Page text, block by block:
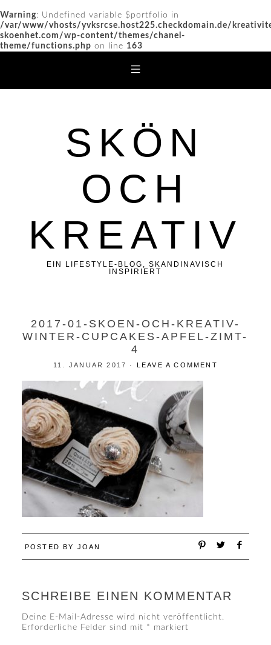
Warning: Undefined variable $portfolio in
/var/www/vhosts/yvksrcse.host225.checkdomain.de/
skoenhet.com/wp-content/themes/chanel-
theme/functions.php on line 163
SKÖN
OCH
KREATIV
EIN LIFESTYLE-BLOG, SKANDINAVISCH
INSPIRIERT
2017-01-SKOEN-OCH-KREATIV-
WINTER-CUPCAKES-APFEL-ZIMT-
4
11. JANUAR 2017 · LEAVE A COMMENT
POSTED BY JOAN
SCHREIBE EINEN KOMMENTAR
Deine E-Mail-Adresse wird nicht veröffentlicht.
Erforderliche Felder sind mit * markiert